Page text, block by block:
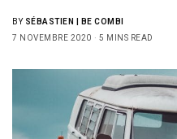
BY SÉBASTIEN | BE COMBI
7 NOVEMBRE 2020
5 MINS READ